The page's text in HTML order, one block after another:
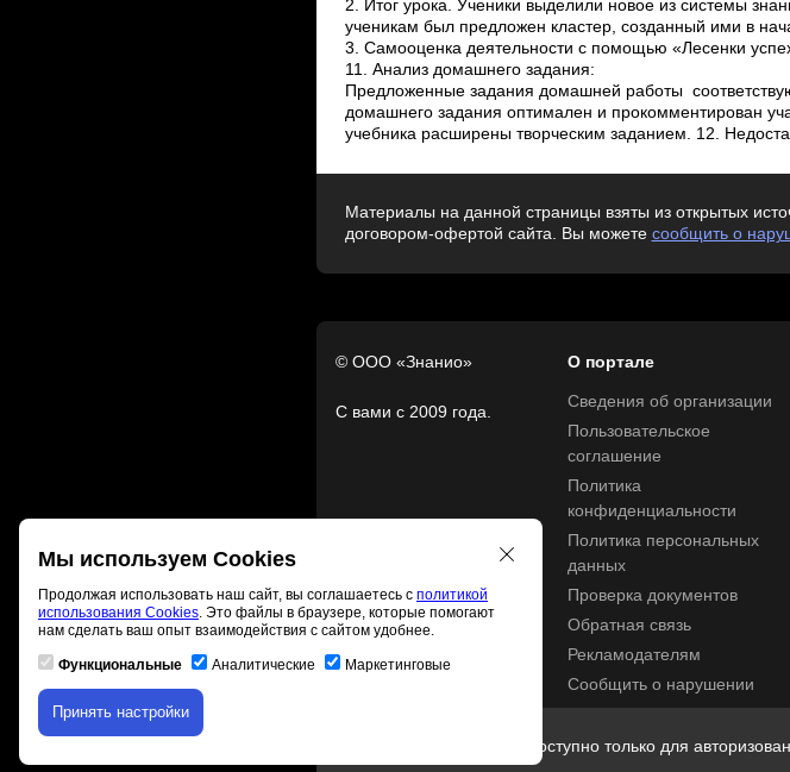
Материалы на данной страницы взяты из открытых
договором-офертой сайта. Вы можете сообщить о
Скачивание материала доступно только для
© ООО «Знанио»
С вами с 2009 года.
О портале
Сведения об организации
Пользовательское
соглашение
Политика
конфиденциальности
Политика персональных
данных
Проверка документов
Обратная связь
Рекламодателям
Сообщить о нарушении
Мы используем Cookies
Продолжая использовать наш сайт, вы соглашаетесь с политикой
использования Cookies. Это файлы в браузере, которые помогают
нам сделать ваш опыт взаимодействия с сайтом удобнее.
Функциональные Аналитические Маркетинговые
Принять настройки